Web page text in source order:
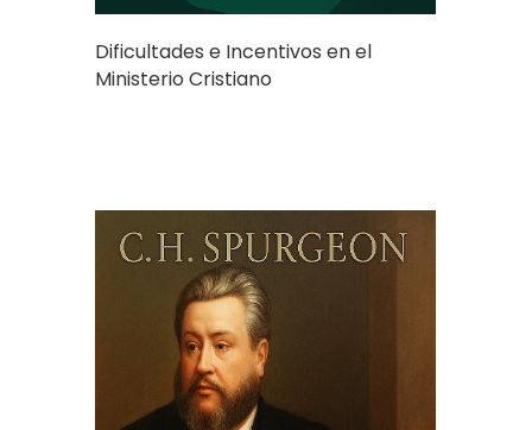
Dificultades e Incentivos en el
Ministerio Cristiano